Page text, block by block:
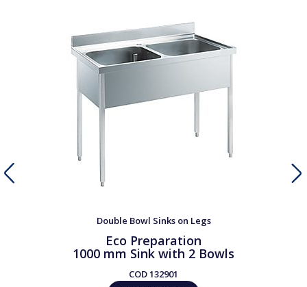
Double Bowl Sinks on Legs
Eco Preparation
1000 mm Sink with 2 Bowls
COD132901